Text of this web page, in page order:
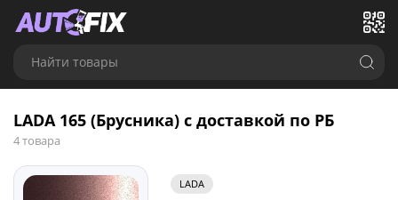
Найти товары
LADA 165 (Брусника) с доставкой по РБ
4 товара
LADA